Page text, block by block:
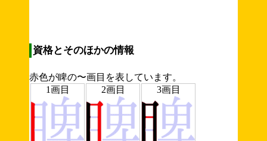
資格とそのほかの情報
赤色が睥の〜画目を表しています。
1画目
2画目 3画目